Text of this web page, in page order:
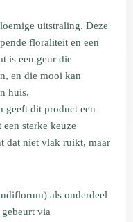
uitstraling. Deze
floraliteit en een
is een geur die
en die mooi kan
huis.
geeft dit product een
sterke keuze
dat niet vlak ruikt, maar
als onderdeel
via